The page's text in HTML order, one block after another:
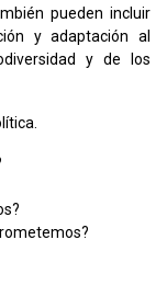
pueden incluir
y adaptación al
y de los